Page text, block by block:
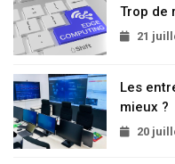
Trop de
21
Les
mieux ?
20